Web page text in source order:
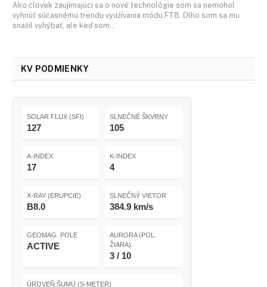
Ako človek zaujímajúci sa o nové technológie som sa nemohol
vyhnúť súčasnému trendu využívania módu FT8. Dlho som sa mu
snažil vyhýbať, ale keď som…
KV PODMIENKY
SOLAR FLUX (SFI)
127
SLNEČNÉ ŠKVRNY
105
A-INDEX
17
K-INDEX
4
X-RAY (ERUPCIE)
B8.0
SLNEČNÝ VIETOR
384.9 km/s
GEOMAG. POLE
ACTIVE
AURORA (POL.
ŽIARA)
3 / 10
ÚROVEŇ ŠUMU (S-METER)